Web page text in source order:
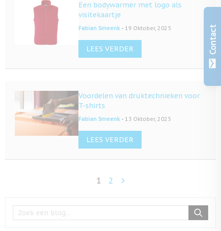
Contact
Een bodywarmer met logo als
visitekaartje
Fabian Smeenk - 19 Oktober, 2025
LEES VERDER
Voordelen van druktechnieken voor
T-shirts
Fabian Smeenk - 13 Oktober, 2025
LEES VERDER
U lees momenteel pagina
1 Pagina
2